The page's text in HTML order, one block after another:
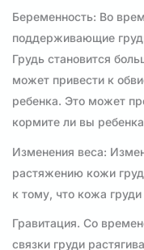
Беременность: Во
поддерживающие
Грудь становится
может привести к
ребенка. Это может
кормите ли вы
Изменения веса:
растяжению кожи
к тому, что кожа
Гравитация. Со
связки груди